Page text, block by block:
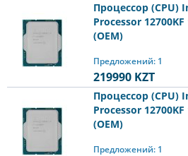
Процессор (CPU)
Processor 12700KF
(OEM)
Предложений: 1
219990 KZT
Процессор (CPU)
Processor 12700KF
(OEM)
Предложений: 1